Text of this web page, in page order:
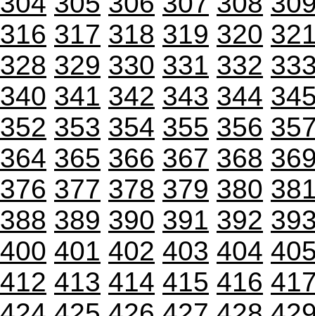
316 317 318 319 320
328 329 330 331 332
340 341 342 343 344
352 353 354 355 356
364 365 366 367 368
376 377 378 379 380
388 389 390 391 392
400 401 402 403 404
412 413 414 415 416